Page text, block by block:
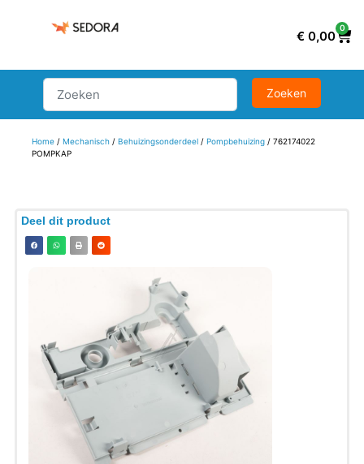
€ 0,00
0
Home/ Mechanisch/ Behuizingsonderdeel/ Pompbehuizing/ 762174022
POMPKAP
Deel dit product